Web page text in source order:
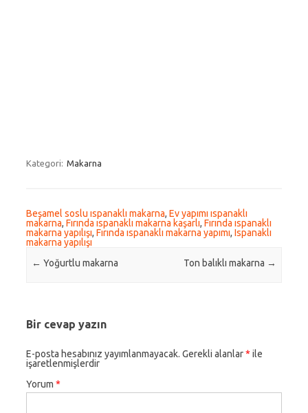
Kategori: Makarna
Beşamel soslu ıspanaklı makarna, Ev yapımı ıspanaklı
makarna, Fırında ıspanaklı makarna kaşarlı, Fırında ıspanaklı
makarna yapılışı, Fırında ıspanaklı makarna yapımı, Ispanaklı
makarna yapılışı
Post navigation
← Yoğurtlu makarna Ton balıklı makarna →
Bir cevap yazın
E-posta hesabınız yayımlanmayacak. Gerekli alanlar* ile
işaretlenmişlerdir
Yorum *